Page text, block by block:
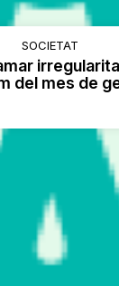
SOCIETAT
del mes de